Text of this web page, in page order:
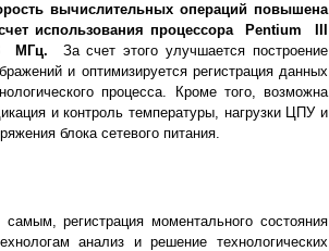
вычислительных операций повышена
использования процессора Pentium III
МГц. За счет этого улучшается построение
и оптимизируется регистрация данных
процесса. Кроме того, возможна
и контроль температуры, нагрузки ЦПУ и
блока сетевого питания.
регистрация моментального состояния
анализ и решение технологических